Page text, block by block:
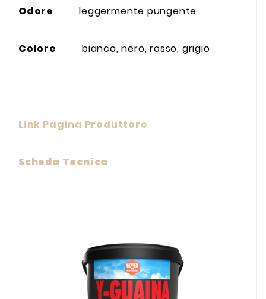
Odore leggermente pungente
Colore bianco, nero, rosso, grigio
Link Pagina Produttore
Scheda Tecnica